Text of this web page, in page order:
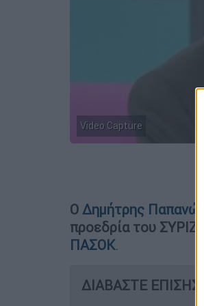
Video Capture
Ο Δημήτρης
προεδρία του ΣΥΡΙΖΑ
ΠΑΣΟΚ.
ΔΙΑΒΑΣΤΕ ΕΠΙΣΗΣ